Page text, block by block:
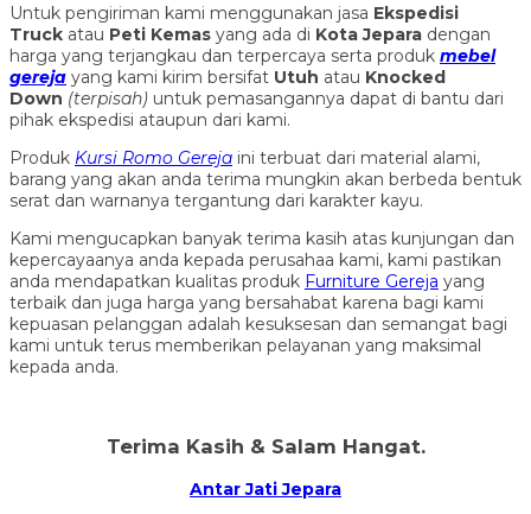
Untuk pengiriman kami menggunakan jasa Ekspedisi
Truck atau Peti Kemas yang ada di Kota Jepara dengan
harga yang terjangkau dan terpercaya serta produk mebel
gereja yang kami kirim bersifat Utuh atau Knocked
Down (terpisah) untuk pemasangannya dapat di bantu dari
pihak ekspedisi ataupun dari kami.
Produk Kursi Romo Gereja ini terbuat dari material alami,
barang yang akan anda terima mungkin akan berbeda bentuk
serat dan warnanya tergantung dari karakter kayu.
Kami mengucapkan banyak terima kasih atas kunjungan dan
kepercayaanya anda kepada perusahaa kami, kami pastikan
anda mendapatkan kualitas produk Furniture Gereja yang
terbaik dan juga harga yang bersahabat karena bagi kami
kepuasan pelanggan adalah kesuksesan dan semangat bagi
kami untuk terus memberikan pelayanan yang maksimal
kepada anda.
Terima Kasih & Salam Hangat.
Antar Jati Jepara